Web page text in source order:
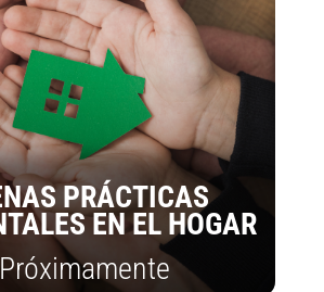
PRÁCTICAS
EN EL HOGAR